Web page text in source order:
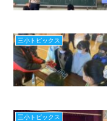
三小トピックス
三小トピックス